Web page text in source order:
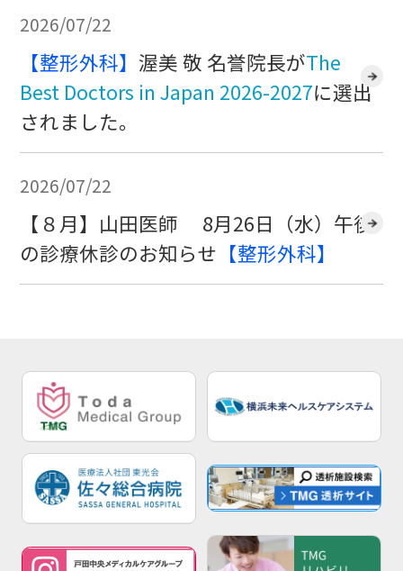
2026/07/22
【整形外科】 渥美 敬 名誉院長がThe
Best Doctors in Japan 2026-2027に選出
されました。
2026/07/22
【８月】山田医師 8月26日（水）午後
の診療休診のお知らせ 【整形外科】